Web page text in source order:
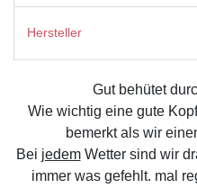
Hersteller
Gut behütet
Wie wichtig eine gute
bemerkt als wir
Bei jedemWetter sind wir
immer was gefehlt. mal